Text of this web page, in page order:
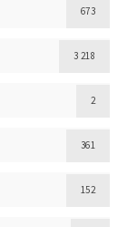
673
3 218
2
361
152